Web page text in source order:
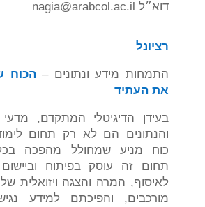
דוא״ל nagia@arabcol.ac.il
רציונל
התמחות מידע ונתונים –הכוח
את העתיד
בעידן הדיגיטלי המתקדם,
והנתונים הם לא רק תחום
כוח מניע שמחולל מהפכה
תחום זה עוסק בפיתוח
לאיסוף, המרה והצגה ויזואלית של
מורכבים, והפיכתם למידע